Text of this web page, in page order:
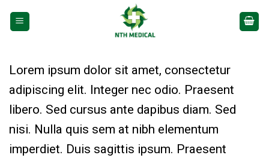
Lorem ipsum dolor sit amet, consectetur
adipiscing elit. Integer nec odio. Praesent
libero. Sed cursus ante dapibus diam. Sed
nisi. Nulla quis sem at nibh elementum
imperdiet. Duis sagittis ipsum. Praesent